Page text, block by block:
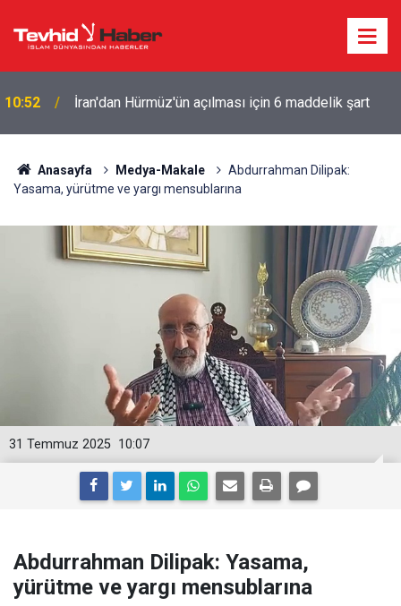
10:52 İran'dan Hürmüz'ün açılması için 6 maddelik şart
Anasayfa Medya-Makale
Abdurrahman Dilipak:
Yasama, yürütme ve yargı mensublarına
10:07
31 Temmuz 2025
Abdurrahman Dilipak: Yasama,
yürütme ve yargı mensublarına